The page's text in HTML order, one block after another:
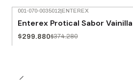
001-070-0035012|ENTEREX
Enterex Protical Sabor
$299.880$374.280